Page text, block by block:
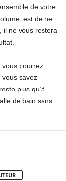
de votre
est de ne
il ne vous restera
vous pourrez
vous savez
plus qu’à
de bain sans